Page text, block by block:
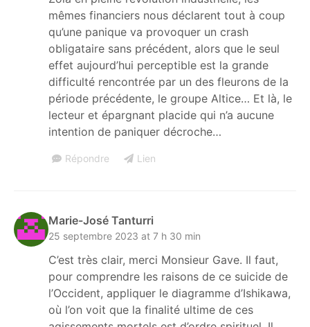
mêmes financiers nous déclarent tout à coup
qu’une panique va provoquer un crash
obligataire sans précédent, alors que le seul
effet aujourd’hui perceptible est la grande
difficulté rencontrée par un des fleurons de la
période précédente, le groupe Altice… Et là, le
lecteur et épargnant placide qui n’a aucune
intention de paniquer décroche…
Répondre Lien
Marie-José Tanturri
25 septembre 2023 at 7 h 30 min
C’est très clair, merci Monsieur Gave. Il faut,
pour comprendre les raisons de ce suicide de
l’Occident, appliquer le diagramme d’Ishikawa,
où l’on voit que la finalité ultime de ces